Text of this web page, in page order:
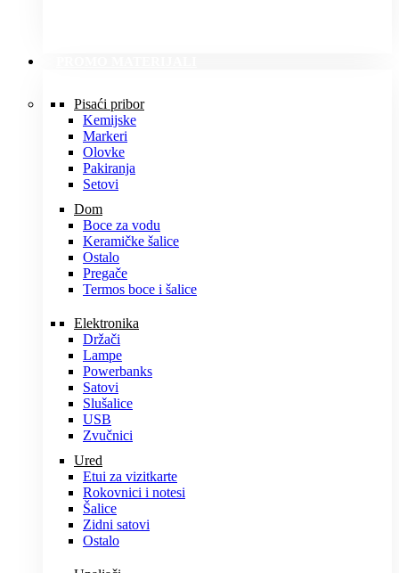
Pisaći pribor
Kemijske
Markeri
Olovke
Pakiranja
Setovi
Dom
Boce za vodu
Keramičke šalice
Ostalo
Pregače
Termos boce i šalice
Elektronika
Držači
Lampe
Powerbanks
Satovi
Slušalice
USB
Zvučnici
Ured
Etui za vizitkarte
Rokovnici i notesi
Šalice
Zidni satovi
Ostalo